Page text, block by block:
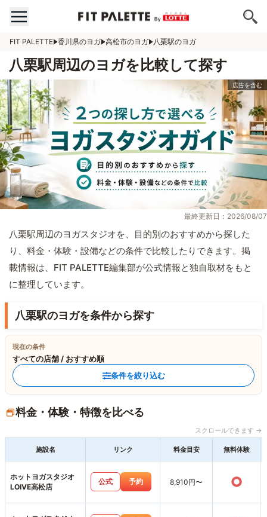
FIT PALETTE 香川県のヨガ 高松市のヨガ 八栗駅のヨガ
八栗駅周辺のヨガを比較して探す
最終更新日：2026/08/07
八栗駅周辺のヨガスタジオを、目的別のおすすめから探した
り、料金・体験・設備などの条件で比較したりできます。掲
載情報は、FIT PALETTE編集部が公式情報と独自取材をもと
に整理しています。
八栗駅のヨガを条件から探す
現在の条件
すべての店舗 / おすすめ順
条件を絞り込む
料金・体験・特徴を比べる
スクロールできます →
施設名 リンク 料金目安 無料体験
ホットヨガスタジオ
LOIVE高松店
公式 予約 8,910円〜 ○